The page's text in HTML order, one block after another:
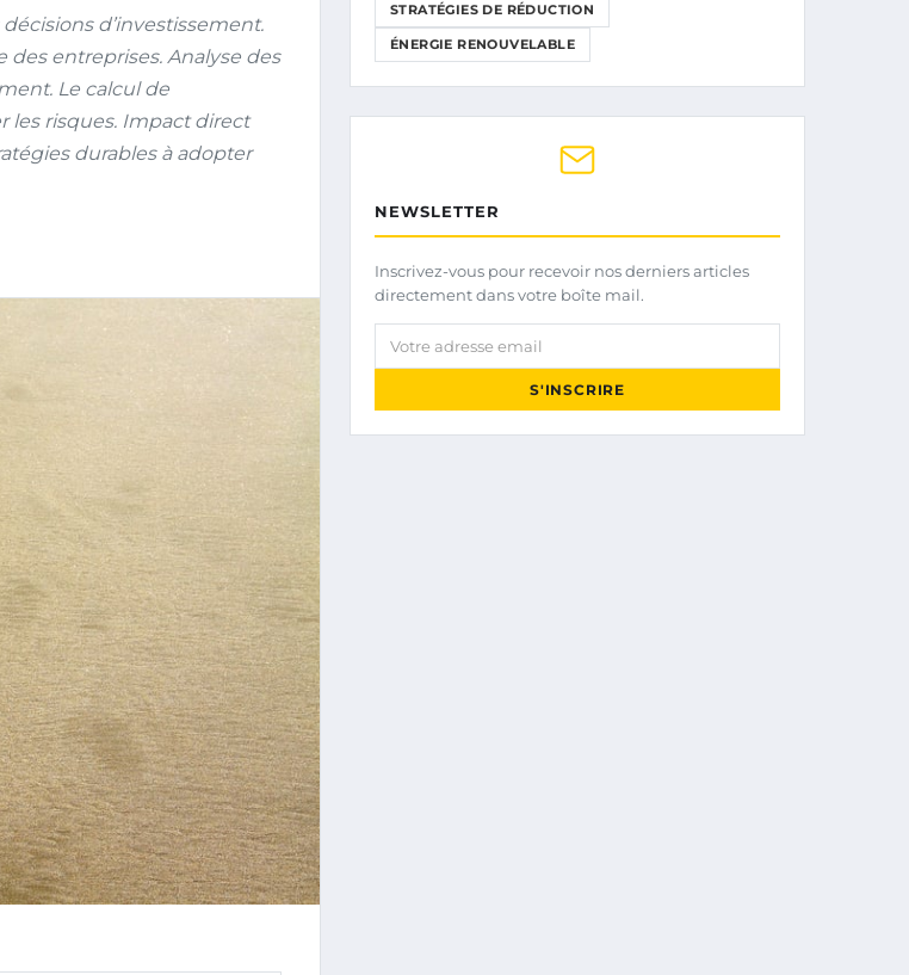
d’investissement.
entreprises. Analyse des
Le calcul de
les risques. Impact direct
durables à adopter
STRATÉGIES DE RÉDUCTION
ÉNERGIE RENOUVELABLE
NEWSLETTER
Inscrivez-vous pour recevoir nos derniers articles
directement dans votre boîte mail.
Votre adresse email
S'INSCRIRE